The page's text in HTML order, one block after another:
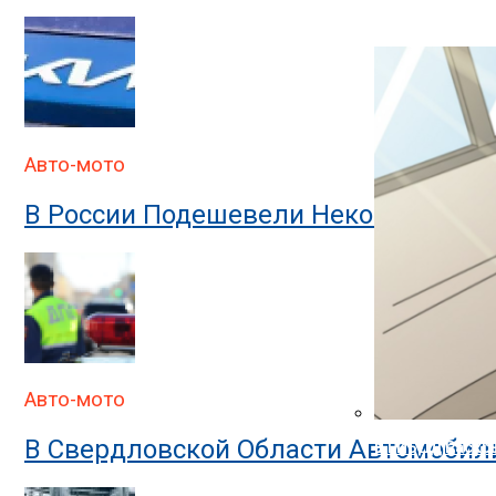
В ГИБДД
Авто-мото
В России Подешевели Некоторые
Авто-мото
В Свердловской Области